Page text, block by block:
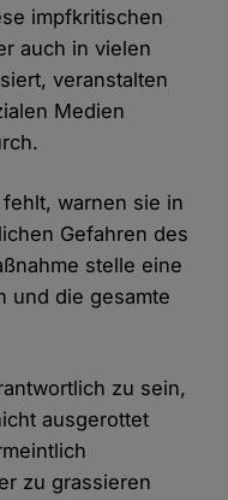
impfkritischen
auch in vielen
veranstalten
Medien
warnen sie in
Gefahren des
stelle eine
und die gesamte
zu sein,
ausgerottet
zu grassieren